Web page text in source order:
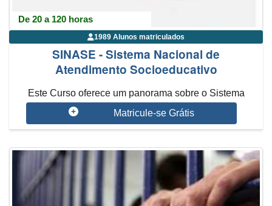
De 20 a 120 horas
1989 Alunos matriculados
SINASE - Sistema Nacional de
Atendimento Socioeducativo
Este Curso oferece um panorama sobre o Sistema
Nacional de Atendimento Socioeduc...
Matricule-se Grátis